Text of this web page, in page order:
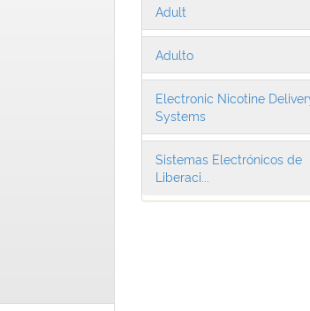
Adult
Adulto
Electronic Nicotine
Systems
Sistemas Electrónicos de
Liberaci...